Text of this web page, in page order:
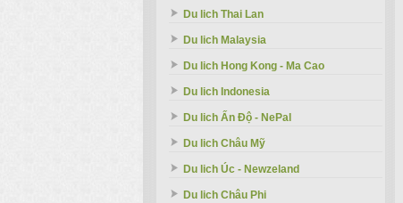
Du lich Thai Lan
Du lich Malaysia
Du lich Hong Kong - Ma Cao
Du lich Indonesia
Du lich Ấn Độ - NePal
Du lich Châu Mỹ
Du lich Úc - Newzeland
Du lich Châu Phi